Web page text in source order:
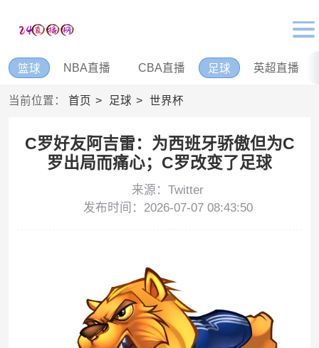
篮球 NBA直播 CBA直播 足球 英超直播
当前位置： 首页 足球 世界杯
C罗好友阿吉雷：为西班牙骄傲但为C
罗出局而痛心；C罗改变了足球
来源：Twitter
发布时间：2026-07-07 08:43:50